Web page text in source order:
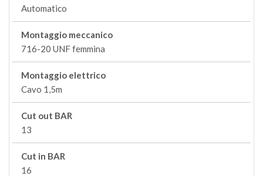
Automatico
Montaggio meccanico
716-20 UNF femmina
Montaggio elettrico
Cavo 1,5m
Cut out BAR
13
Cut in BAR
16